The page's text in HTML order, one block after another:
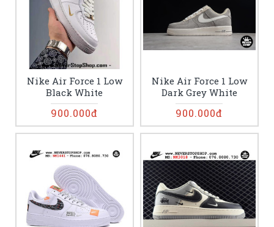
Nike Air Force 1 Low
Black White
900.000đ
Nike Air Force 1 Low
Dark Grey White
900.000đ